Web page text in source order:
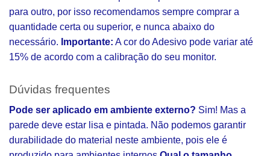
para outro, por isso recomendamos sempre comprar a
quantidade certa ou superior, e nunca abaixo do
necessário. Importante: A cor do Adesivo pode variar até
15% de acordo com a calibração do seu monitor.
Dúvidas frequentes
Pode ser aplicado em ambiente externo? Sim! Mas a
parede deve estar lisa e pintada. Não podemos garantir
durabilidade do material neste ambiente, pois ele é